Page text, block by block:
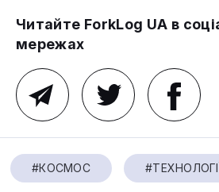
Читайте ForkLog UA в
мережах
#КОСМОС #ТЕХНОЛОГІЇ